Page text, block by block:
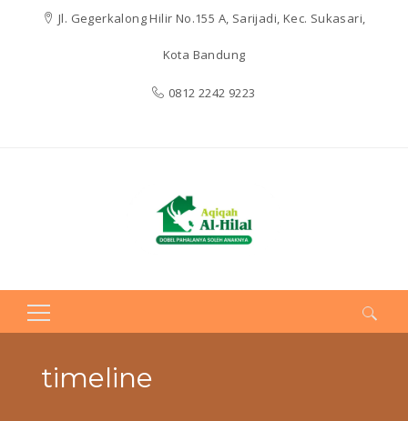
Jl. Gegerkalong Hilir No.155 A, Sarijadi, Kec. Sukasari,
Kota Bandung
0812 2242 9223
Search
for:timeline